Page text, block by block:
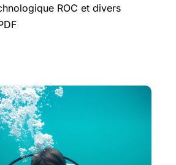
ROC et divers